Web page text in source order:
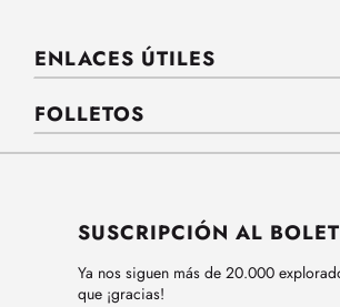
ENLACES ÚTILES
FOLLETOS
SUSCRIPCIÓN AL
Ya nos siguen más de 20.000
que ¡gracias!